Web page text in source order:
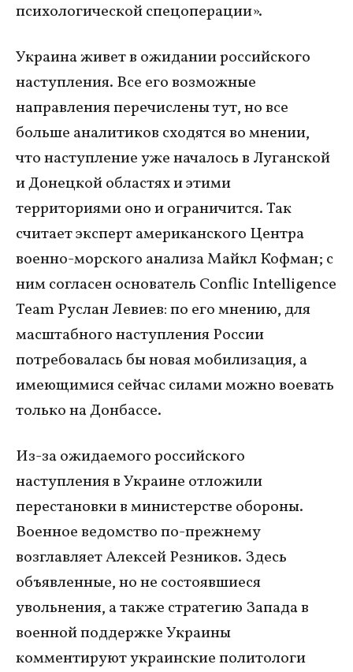
психологической спецоперации».
Украина живет в ожидании российского
наступления. Все его возможные
направления перечислены тут, но все
больше аналитиков сходятся во мнении,
что наступление уже началось в Луганской
и Донецкой областях и этими
территориями оно и ограничится. Так
считает эксперт американского Центра
военно-морского анализа Майкл Кофман; с
ним согласен основатель Conflic Intelligence
Team Руслан Левиев: по его мнению, для
масштабного наступления России
потребовалась бы новая мобилизация, а
имеющимися сейчас силами можно воевать
только на Донбассе.
Из-за ожидаемого российского
наступления в Украине отложили
перестановки в министерстве обороны.
Военное ведомство по-прежнему
возглавляет Алексей Резников. Здесь
объявленные, но не состоявшиеся
увольнения, а также стратегию Запада в
военной поддержке Украины
комментируют украинские политологи